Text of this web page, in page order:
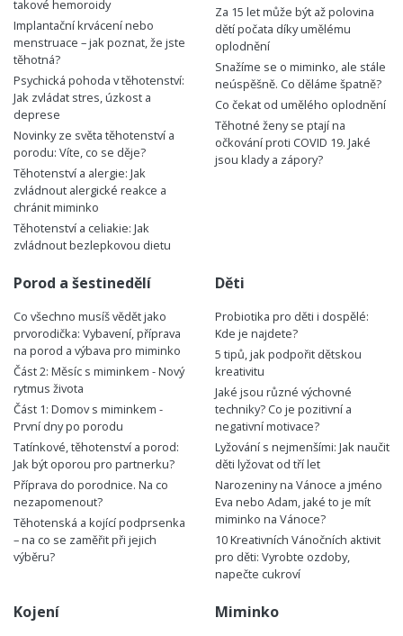
takové hemoroidy
Implantační krvácení nebo
menstruace – jak poznat, že jste
těhotná?
Psychická pohoda v těhotenství:
Jak zvládat stres, úzkost a
deprese
Novinky ze světa těhotenství a
porodu: Víte, co se děje?
Těhotenství a alergie: Jak
zvládnout alergické reakce a
chránit miminko
Těhotenství a celiakie: Jak
zvládnout bezlepkovou dietu
Za 15 let může být až polovina
dětí počata díky umělému
oplodnění
Snažíme se o miminko, ale stále
neúspěšně. Co děláme špatně?
Co čekat od umělého oplodnění
Těhotné ženy se ptají na
očkování proti COVID 19. Jaké
jsou klady a zápory?
Porod a šestinedělí
Co všechno musíš vědět jako
prvorodička: Vybavení, příprava
na porod a výbava pro miminko
Část 2: Měsíc s miminkem - Nový
rytmus života
Část 1: Domov s miminkem -
První dny po porodu
Tatínkové, těhotenství a porod:
Jak být oporou pro partnerku?
Příprava do porodnice. Na co
nezapomenout?
Těhotenská a kojící podprsenka
– na co se zaměřit při jejich
výběru?
Děti
Probiotika pro děti i dospělé:
Kde je najdete?
5 tipů, jak podpořit dětskou
kreativitu
Jaké jsou různé výchovné
techniky? Co je pozitivní a
negativní motivace?
Lyžování s nejmenšími: Jak naučit
děti lyžovat od tří let
Narozeniny na Vánoce a jméno
Eva nebo Adam, jaké to je mít
miminko na Vánoce?
10 Kreativních Vánočních aktivit
pro děti: Vyrobte ozdoby,
napečte cukroví
Kojení Miminko